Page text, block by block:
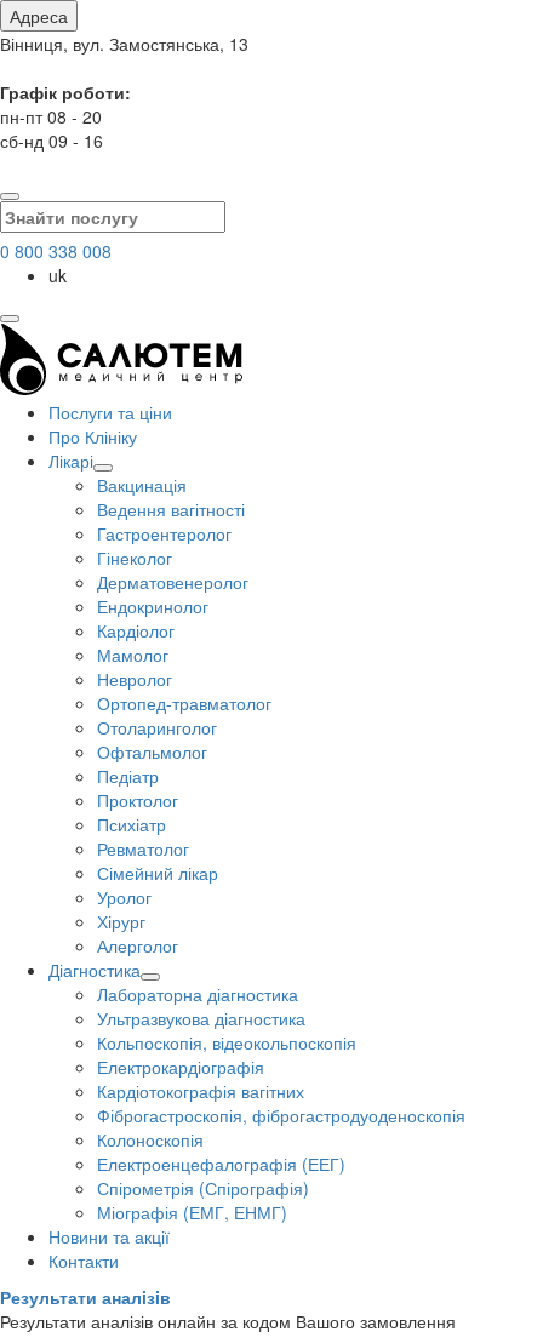
Адреса
Вінниця, вул. Замостянська, 13
Графік роботи:
пн-пт 08 - 20
сб-нд 09 - 16
0 800 338 008
uk
Послуги та ціни
Про Клініку
Лікарі
Вакцинація
Ведення вагітності
Гастроентеролог
Гінеколог
Дерматовенеролог
Ендокринолог
Кардіолог
Мамолог
Невролог
Ортопед-травматолог
Отоларинголог
Офтальмолог
Педіатр
Проктолог
Психіатр
Ревматолог
Сімейний лікар
Уролог
Хірург
Алерголог
Діагностика
Лабораторна діагностика
Ультразвукова діагностика
Кольпоскопія, відеокольпоскопія
Електрокардіографія
Кардіотокографія вагітних
Фіброгастроскопія, фіброгастродуоденоскопія
Колоноскопія
Електроенцефалографія (ЕЕГ)
Спірометрія (Спірографія)
Міографія (ЕМГ, ЕНМГ)
Новини та акції
Контакти
Результати аналiзiв
Результати аналізів онлайн за кодом Вашого замовлення